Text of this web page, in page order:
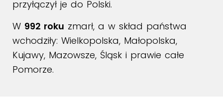
przyłączył je do Polski.
W 992 roku zmarł, a w skład państwa
wchodziły: Wielkopolska, Małopolska,
Kujawy, Mazowsze, Śląsk i prawie całe
Pomorze.